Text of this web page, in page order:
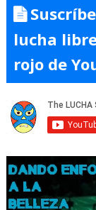
lucha
rojo de